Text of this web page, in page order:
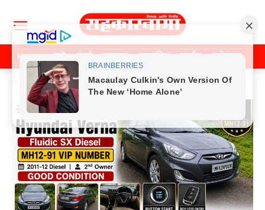
Home पुणे मुंबई महाराष्ट्र राजकीय क्राईम मनोरंजन
Previos News